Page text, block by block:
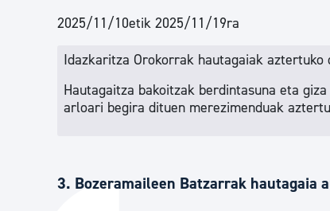
2025/11/10etik 2025/11/19ra
Idazkaritza Orokorrak hautagaiak
Hautagaitza bakoitzak berdintasuna eta
arloari begira dituen merezimenduak
3. Bozeramaileen Batzarrak hautagaia